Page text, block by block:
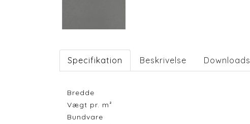
Specifikation Beskrivelse Downloads
Bredde
Vægt pr. m²
Bundvare